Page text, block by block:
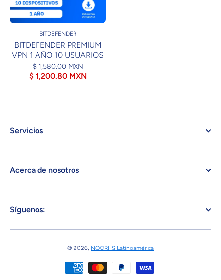
BITDEFENDER
BITDEFENDER PREMIUM
VPN 1 AÑO 10 USUARIOS
$ 1,580.00 MXN
$ 1,200.80 MXN
Servicios
Acerca de nosotros
Síguenos:
© 2026, NOORHS Latinoamérica
Formas de pago